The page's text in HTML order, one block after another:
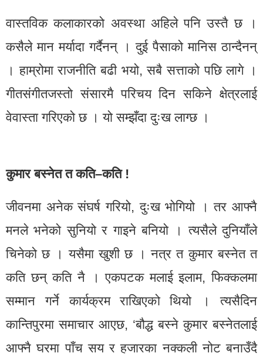
वास्तविक कलाकारको अवस्था अहिले पनि उस्तै छ ।
कसैले मान मर्यादा गर्दैनन् । दुई पैसाको मानिस ठान्दैनन्
। हाम्रोमा राजनीति बढी भयो, सबै सत्ताको पछि लागे ।
गीतसंगीतजस्तो संसारमै परिचय दिन सकिने क्षेत्रलाई
वेवास्ता गरिएको छ । यो सम्झँदा दुःख लाग्छ ।
कुमार बस्नेत त कति–कति !
जीवनमा अनेक संघर्ष गरियो, दुःख भोगियो । तर आफ्नै
मनले भनेको सुनियो र गाइने बनियो । त्यसैले दुनियाँले
चिनेको छ । यसैमा खुशी छ । नत्र त कुमार बस्नेत त
कति छन् कति नै । एकपटक मलाई इलाम, फिक्कलमा
सम्मान गर्ने कार्यक्रम राखिएको थियो । त्यसैदिन
कान्तिपुरमा समाचार आएछ, ‘बौद्ध बस्ने कुमार बस्नेतलाई
आफ्नै घरमा पाँच सय र हजारका नक्कली नोट बनाउँदै